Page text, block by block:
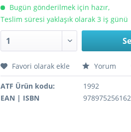
Bugün gönderilmek için hazır,
Teslim süresi yaklaşık olarak 3 iş günü
Favori olarak ekle Yorum
ATF Ürün kodu:
1992
EAN | ISBN